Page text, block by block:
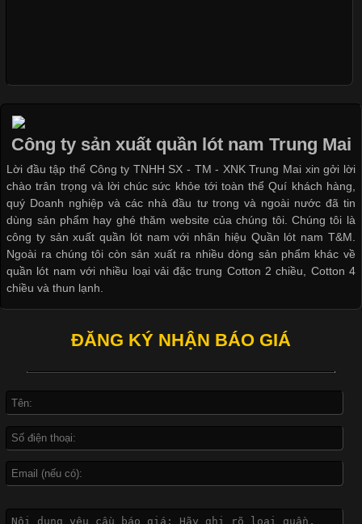
Các Form Áo Thun Phổ Biến Hiện Nay Và Xu Hướng Trong
Ngành May Mặc Áo thun là một trong những trang phục quen
thuộc và được sử dụng phổ biến nhất hiện nay. Không chỉ đa
dạng về màu sắc hay chất liệu, áo thun còn có nhiều form dáng
khác nhau để phù hợp với từng phong cách thời trang và nhu
cầu
Khám Phá Áo Phông Trang Phục Phổ Biến Nhất Hiện Nay
Áo phông là một trong những trang phục phổ biến nhất trong
Không chỉ xuất hiện trong thời trang thường ngày, áo phông còn
được ứng dụng rộng rãi trong ngành sản xuất may mặc, đặc
biệt là các sản phẩm từ vải thun. Hiện nay,
Đại
Công ty sản xuất quần lót nam Trung Mai
Lời đầu tập thể Công ty TNHH SX - TM - XNK Trung Mai xin gởi lời
chào trân trọng và lời chúc sức khỏe tới toàn thể Quí khách hàng,
quý Doanh nghiệp và các nhà đầu tư trong và ngoài nước đã tin
dùng sản phẩm hay ghé thăm website của chúng tôi. Chúng tôi là
công ty sản xuất quần lót nam với nhãn hiệu Quần lót nam T&M.
Ngoài ra chúng tôi còn sản xuất ra nhiều dòng sản phẩm khác về
quần lót nam với nhiều loại vải đặc trung Cotton 2 chiều, Cotton 4
chiều và thun lạnh.
ĐĂNG KÝ NHẬN BÁO GIÁ